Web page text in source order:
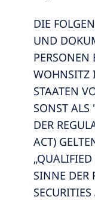
DIE
UND
PERSONEN
WOHNSITZ
STAATEN
SONST ALS
DER
ACT)
SINNE DER